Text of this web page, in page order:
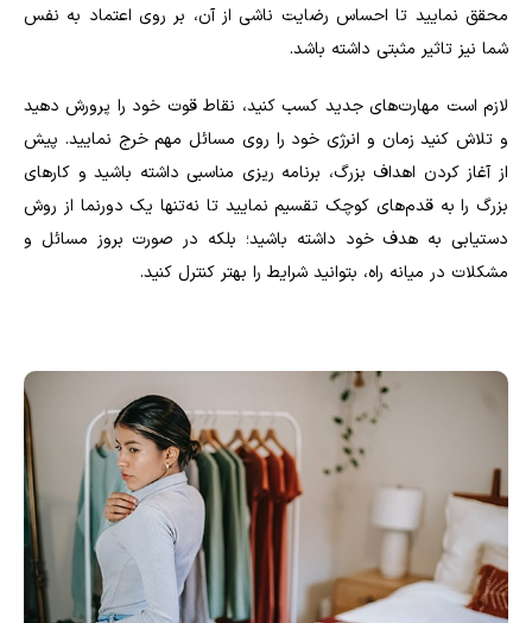
محقق نمایید تا احساس رضایت ناشی از آن، بر روی اعتماد به نفس
شما نیز تاثیر مثبتی داشته باشد.
لازم است مهارت‌های جدید کسب کنید، نقاط قوت خود را پرورش دهید
و تلاش کنید زمان و انرژی خود را روی مسائل مهم خرج نمایید. پیش
از آغاز کردن اهداف بزرگ، برنامه ریزی مناسبی داشته باشید و کارهای
بزرگ را به قدم‌های کوچک تقسیم نمایید تا نه‌تنها یک دورنما از روش
دستیابی به هدف خود داشته باشید؛ بلکه در صورت بروز مسائل و
مشکلات در میانه راه، بتوانید شرایط را بهتر کنترل کنید.